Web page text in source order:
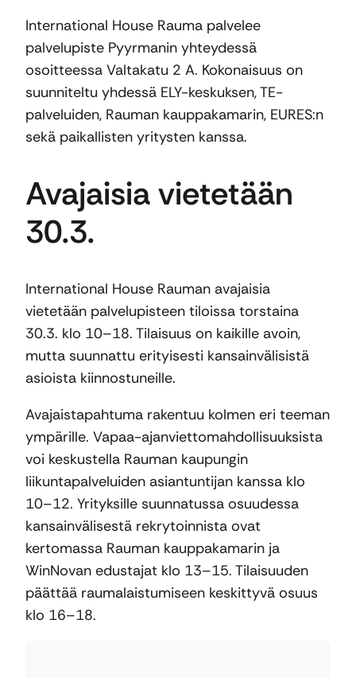
International House Rauma palvelee
palvelupiste Pyyrmanin yhteydessä
osoitteessa Valtakatu 2 A. Kokonaisuus on
suunniteltu yhdessä ELY-keskuksen, TE-
palveluiden, Rauman kauppakamarin, EURES:n
sekä paikallisten yritysten kanssa.
Avajaisia vietetään
30.3.
International House Rauman avajaisia
vietetään palvelupisteen tiloissa torstaina
30.3. klo 10–18. Tilaisuus on kaikille avoin,
mutta suunnattu erityisesti kansainvälisistä
asioista kiinnostuneille.
Avajaistapahtuma rakentuu kolmen eri teeman
ympärille. Vapaa-ajanviettomahdollisuuksista
voi keskustella Rauman kaupungin
liikuntapalveluiden asiantuntijan kanssa klo
10–12. Yrityksille suunnatussa osuudessa
kansainvälisestä rekrytoinnista ovat
kertomassa Rauman kauppakamarin ja
WinNovan edustajat klo 13–15. Tilaisuuden
päättää raumalaistumiseen keskittyvä osuus
klo 16–18.